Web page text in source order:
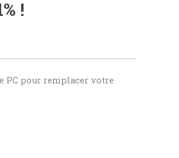
!
PC pour remplacer votre